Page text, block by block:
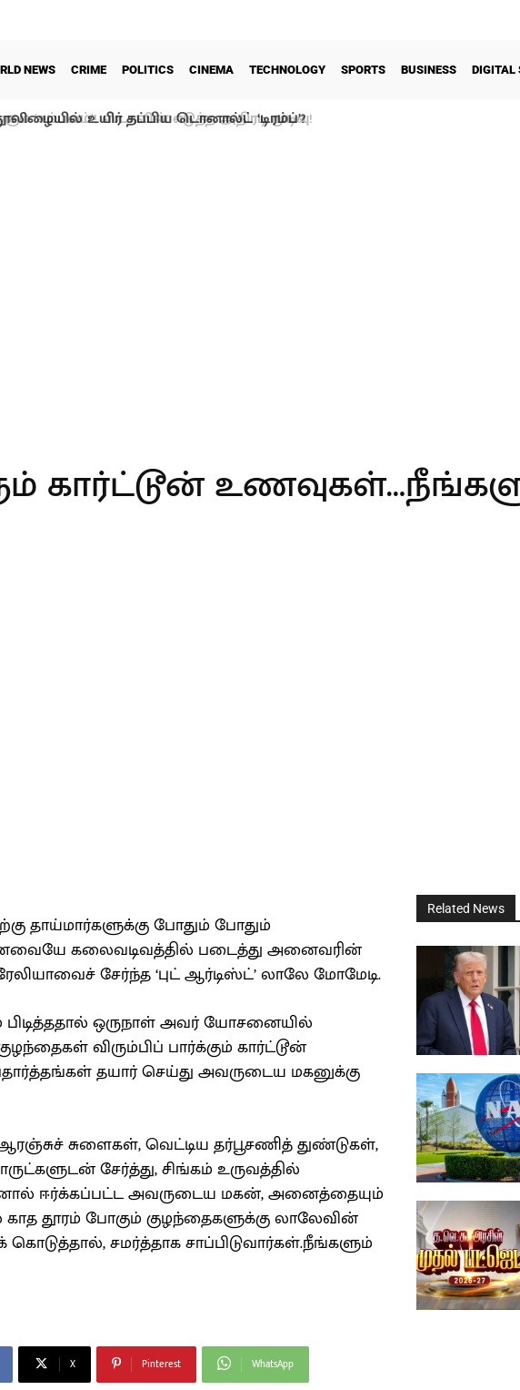
NEWS CRIME POLITICS CINEMA TECHNOLOGY SPORTS BUSINESS DIGITAL
உயிர் தப்பிய டொனால்ட் ‘டிரம்ப்’?
கார்ட்டூன்
தாய்மார்களுக்கு போதும் போதும்
கலைவடிவத்தில் படைத்து அனைவரின்
சேர்ந்த ‘புட் ஆர்டிஸ்ட்’ லாலே மோமேடி.
பிடித்ததால் ஒருநாள் அவர் யோசனையில்
விரும்பிப் பார்க்கும் கார்ட்டூன்
தயார் செய்து அவருடைய மகனுக்கு
சுளைகள், வெட்டிய தர்பூசணித் துண்டுகள்,
சேர்த்து, சிங்கம் உருவத்தில்
ஈர்க்கப்பட்ட அவருடைய மகன், அனைத்தையும்
தூரம் போகும் குழந்தைகளுக்கு லாலேவின்
சமர்த்தாக சாப்பிடுவார்கள்.நீங்களும்
X Pinterest WhatsApp
Related News